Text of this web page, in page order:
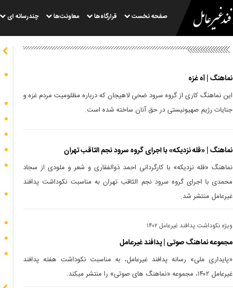
صفحه نخست قرارگاه‌ها معاونت‌ها چندرسانه ای
نماهنگ | آه غزه
این نماهنگ کاری از گروه سرود ضحی لاهیجان که درباره مظلومیت مردم غزه و
جنایات رژیم صهیونیستی در حق آنان ساخته شده است.
نماهنگ | «قله نزدیکه» با اجرای گروه سرود نجم الثاقب تهران
نماهنگ «قله نزدیکه» با کارگردانی احمد ذوالفقاری و شعر و ملودی از سجاد
محمدی با اجرای گروه سرود نجم الثاقب تهران به مناسبت نکوداشت پدافند
غیرعامل منتشر شد.
ویژه نکوداشت پدافند غیرعامل ۱۴۰۲
مجموعه نماهنگ صوتی | پدافند غیرعامل
«پایداری ملی» رسانه پدافند غیرعامل، به مناسبت نکوداشت هفته پدافند
غیرعامل ۱۴۰۲، مجموعه «نماهنگ های صوتی» را منتشر میکند.